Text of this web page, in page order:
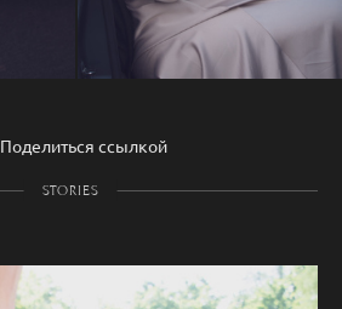
Поделиться ссылкой
STORIES